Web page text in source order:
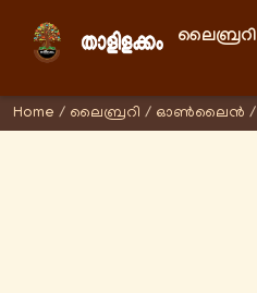
ലൈബ്രറി
Home / ലൈബ്രറി / ഓണ്‍ലൈന്‍ /